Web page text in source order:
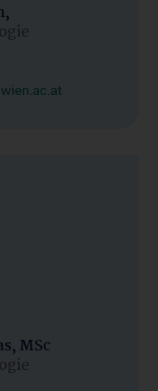
MSc